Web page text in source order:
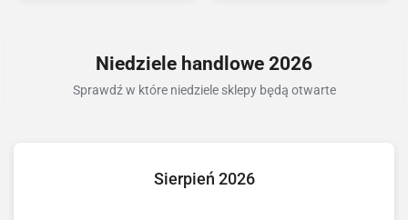
Niedziele handlowe 2026
Sprawdź w które niedziele sklepy będą otwarte
Sierpień 2026